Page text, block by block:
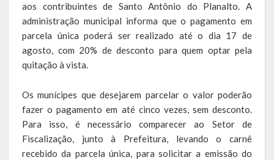
Demonstrativos Contábeis
Prestação de Contas
Leis Orçamentárias
Leis e Decretos
Relatório Circunstanciado
Editais
aos contribuintes de Santo Antônio do Planalto. A
administração municipal informa que o pagamento em
parcela única poderá ser realizado até o dia 17 de
agosto, com 20% de desconto para quem optar pela
quitação à vista.
Os munícipes que desejarem parcelar o valor poderão
fazer o pagamento em até cinco vezes, sem desconto.
Para isso, é necessário comparecer ao Setor de
Fiscalização, junto à Prefeitura, levando o carnê
recebido da parcela única, para solicitar a emissão do